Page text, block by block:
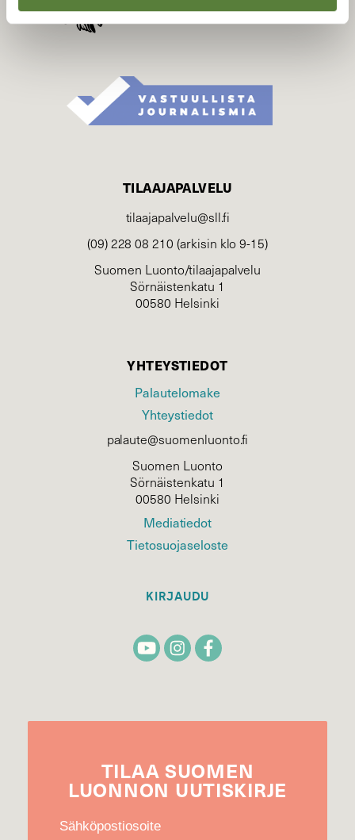
TILAAJAPALVELU
tilaajapalvelu@sll.fi
(09) 228 08 210 (arkisin klo 9-15)
Suomen Luonto/tilaajapalvelu
Sörnäistenkatu 1
00580 Helsinki
YHTEYSTIEDOT
Palautelomake
Yhteystiedot
palaute@suomenluonto.fi
Suomen Luonto
Sörnäistenkatu 1
00580 Helsinki
Mediatiedot
Tietosuojaseloste
KIRJAUDU
TILAA SUOMEN
LUONNON UUTIS­KIRJE
Sähköpostiosoite